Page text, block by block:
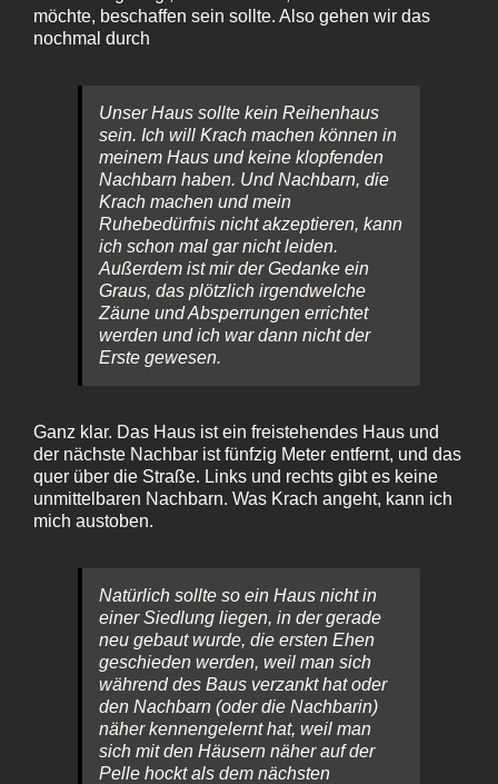
möchte, beschaffen sein sollte. Also gehen wir das
nochmal durch
Unser Haus sollte kein Reihenhaus
sein. Ich will Krach machen können in
meinem Haus und keine klopfenden
Nachbarn haben. Und Nachbarn, die
Krach machen und mein
Ruhebedürfnis nicht akzeptieren, kann
ich schon mal gar nicht leiden.
Außerdem ist mir der Gedanke ein
Graus, das plötzlich irgendwelche
Zäune und Absperrungen errichtet
werden und ich war dann nicht der
Erste gewesen.
Ganz klar. Das Haus ist ein freistehendes Haus und
der nächste Nachbar ist fünfzig Meter entfernt, und das
quer über die Straße. Links und rechts gibt es keine
unmittelbaren Nachbarn. Was Krach angeht, kann ich
mich austoben.
Natürlich sollte so ein Haus nicht in
einer Siedlung liegen, in der gerade
neu gebaut wurde, die ersten Ehen
geschieden werden, weil man sich
während des Baus verzankt hat oder
den Nachbarn (oder die Nachbarin)
näher kennengelernt hat, weil man
sich mit den Häusern näher auf der
Pelle hockt als dem nächsten